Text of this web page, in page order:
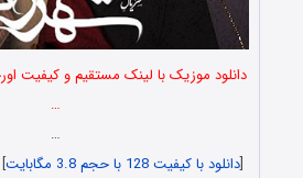
دانلود موزیک با لینک مستقیم و کیفیت
…
…
[دانلود با کیفیت 128 با حجم 3.8 مگابایت